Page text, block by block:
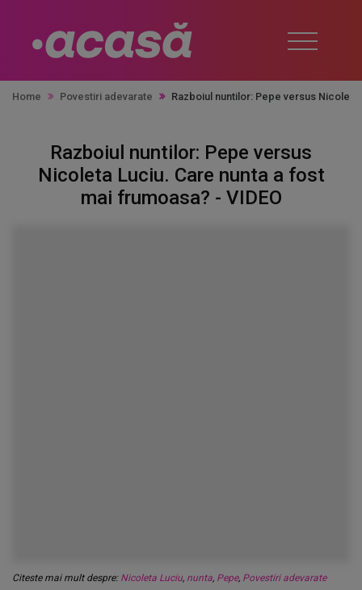
Home Povestiri adevarate Razboiul nuntilor: Pepe versus Nicoleta
Razboiul nuntilor: Pepe versus
Nicoleta Luciu. Care nunta a fost
mai frumoasa? - VIDEO
Citeste mai mult despre: Nicoleta Luciu, nunta, Pepe, Povestiri adevarate